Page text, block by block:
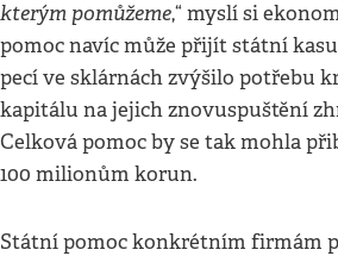
kterým pomůžeme,“ myslí si
pomoc navíc může přijít státní
pecí ve sklárnách zvýšilo potřebu
kapitálu na jejich znovuspuštění
Celková pomoc by se tak mohla
100 milionům korun.
Státní pomoc konkrétním firmám